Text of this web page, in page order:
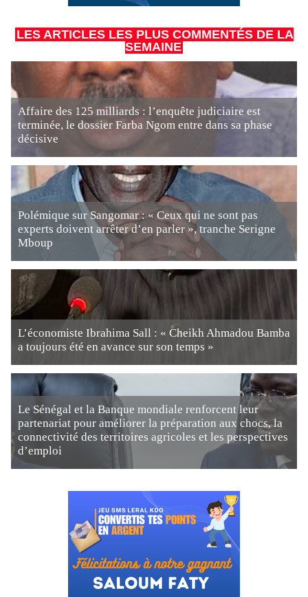
LES ARTICLES LES PLUS COMMENTÉS DE LA
SEMAINE
Affaire des 125 milliards : l’enquête judiciaire est
terminée, le dossier Farba Ngom entre dans sa phase
décisive
Polémique sur Sangomar : « Ceux qui ne sont pas
experts doivent arrêter d’en parler », tranche Serigne
Mboup
L’économiste Ibrahima Sall : « Cheikh Ahmadou Bamba
a toujours été en avance sur son temps »
Le Sénégal et la Banque mondiale renforcent leur
partenariat pour améliorer la préparation aux chocs, la
connectivité des territoires agricoles et les perspectives
d’emploi